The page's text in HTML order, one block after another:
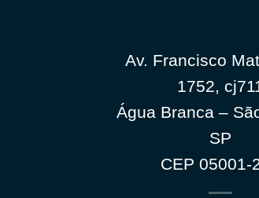
Av. Francisco
1752,
Água Branca –
SP
CEP 05001-